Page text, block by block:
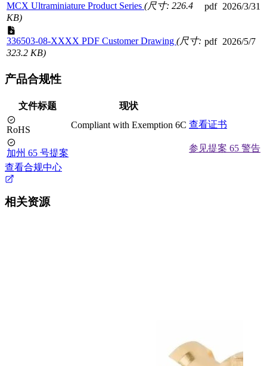
MCX Ultraminiature Product Series (尺寸: 226.4
KB)
pdf 2026/3/31
336503-08-XXXX PDF Customer Drawing (尺寸:
323.2 KB)
pdf 2026/5/7
产品合规性
文件标题 现状
RoHS Compliant with Exemption 6C 查看证书
加州 65 号提案
参见提案 65 警告
查看合规中心
相关资源